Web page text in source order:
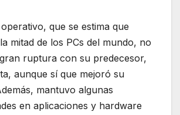
que se estima que
mitad de los PCs del mundo, no
ruptura con su predecesor,
aunque sí que mejoró su
mantuvo algunas
en aplicaciones y hardware